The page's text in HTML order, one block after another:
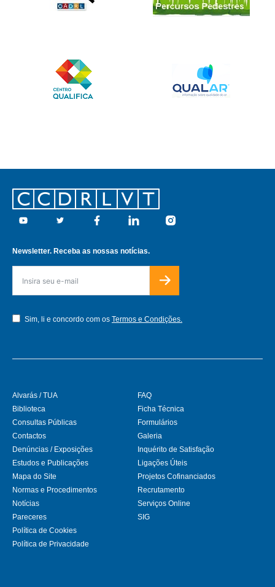
Footer
Youtube Twitter Facebook Linkedin Instagram
Newsletter. Receba as nossas notícias.
Sim, li e concordo com os Termos e Condições.
Alvarás / TUA
Biblioteca
Consultas Públicas
Contactos
Denúncias / Exposições
Estudos e Publicações
FAQ
Ficha Técnica
Formulários
Galeria
Inquérito de Satisfação
Ligações Úteis
Mapa do Site
Normas e Procedimentos
Notícias
Pareceres
Política de Cookies
Política de Privacidade
Projetos Cofinanciados
Recrutamento
Serviços Online
SIG